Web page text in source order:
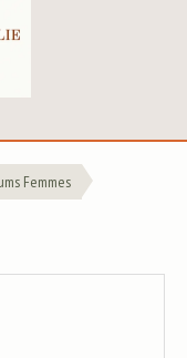
Femmes